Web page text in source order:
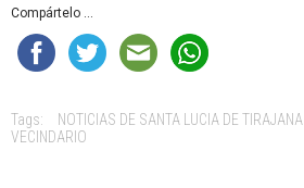
Compártelo ...
Tags: NOTICIAS DE SANTA LUCIA DE TIRAJANA
VECINDARIO